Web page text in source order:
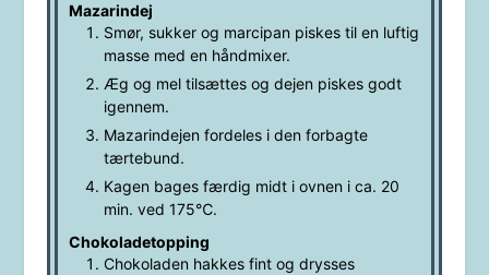
Mazarindej
Smør, sukker og marcipan piskes til en luftig
masse med en håndmixer.
Æg og mel tilsættes og dejen piskes godt
igennem.
Mazarindejen fordeles i den forbagte
tærtebund.
Kagen bages færdig midt i ovnen i ca. 20
min. ved 175℃.
Chokoladetopping
Chokoladen hakkes fint og drysses